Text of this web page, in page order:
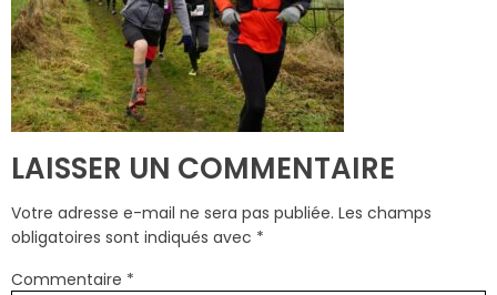
LAISSER UN COMMENTAIRE
Votre adresse e-mail ne sera pas publiée. Les champs
obligatoires sont indiqués avec *
Commentaire *